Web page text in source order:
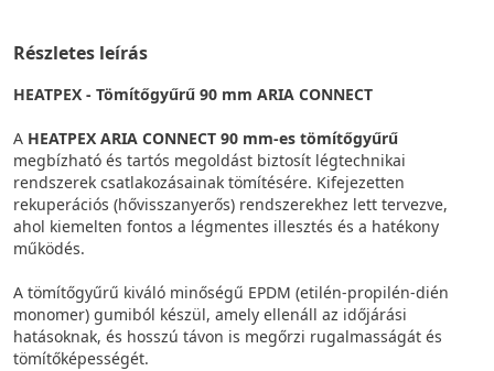
Részletes leírás
HEATPEX - Tömítőgyűrű 90 mm ARIA CONNECT
A HEATPEX ARIA CONNECT 90 mm-es tömítőgyűrű
megbízható és tartós megoldást biztosít légtechnikai
rendszerek csatlakozásainak tömítésére. Kifejezetten
rekuperációs (hővisszanyerős) rendszerekhez lett tervezve,
ahol kiemelten fontos a légmentes illesztés és a hatékony
működés.
A tömítőgyűrű kiváló minőségű EPDM (etilén-propilén-dién
monomer) gumiból készül, amely ellenáll az időjárási
hatásoknak, és hosszú távon is megőrzi rugalmasságát és
tömítőképességét.